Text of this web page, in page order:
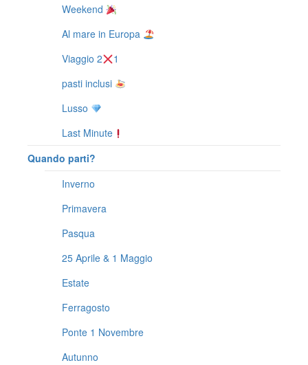
Weekend
Al mare in Europa
Viaggio 2
1
pasti inclusi
Lusso
Last Minute
Quando parti?
Inverno
Primavera
Pasqua
25 Aprile & 1 Maggio
Estate
Ferragosto
Ponte 1 Novembre
Autunno